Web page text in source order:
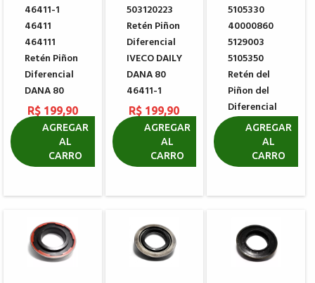
46411-1
46411
464111
Retén Piñon
Diferencial
DANA 80
R$ 199,90
AGREGAR
AL
CARRO
503120223
Retén Piñon
Diferencial
IVECO DAILY
DANA 80
46411-1
R$ 199,90
AGREGAR
AL
CARRO
5105330
40000860
5129003
5105350
Retén del
Piñon del
Diferencial
DANA
001030730
R$ 92,65
AGREGAR
AL
CARRO